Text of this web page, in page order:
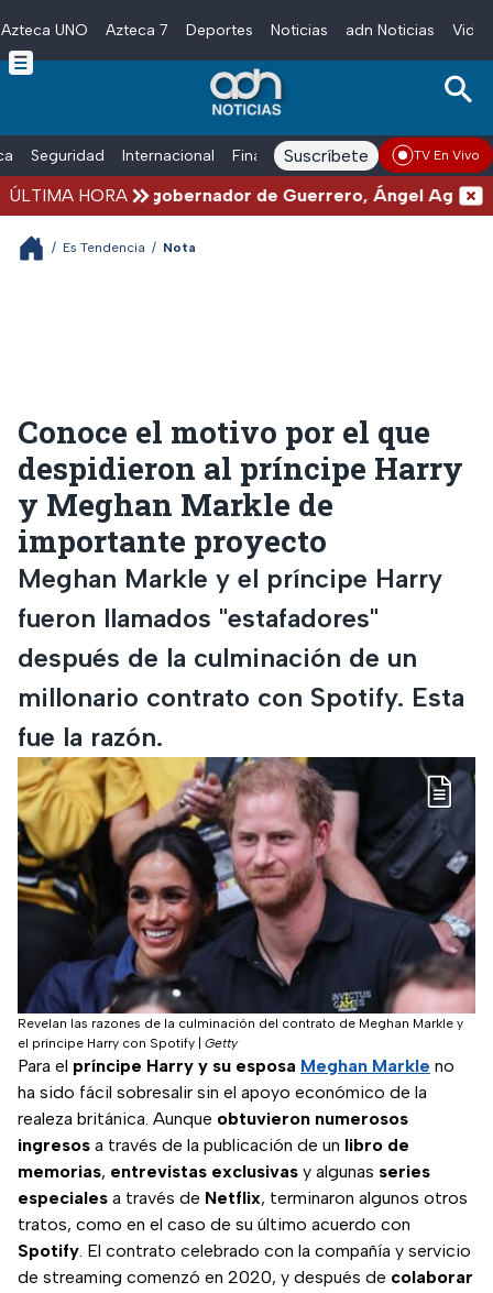
Skip to main content
Azteca UNO Azteca 7 Deportes Noticias adn Noticias
Seguridad Internacional Finanzas adn Noticias Radio
Suscríbete TV En Vivo
ÚLTIMA HORA
Detienen al exgobernador de Guerrero, Ángel Aguirre,
/ Es Tendencia / Nota
Conoce el motivo por el que
despidieron al príncipe Harry
y Meghan Markle de
importante proyecto
Meghan Markle y el príncipe Harry
fueron llamados "estafadores"
después de la culminación de un
millonario contrato con Spotify. Esta
fue la razón.
Revelan las razones de la culminación del contrato de Meghan Markle y
el príncipe Harry con Spotify
Getty
Para el príncipe Harry y su esposa Meghan Markle no
ha sido fácil sobresalir sin el apoyo económico de la
realeza británica. Aunque obtuvieron numerosos
ingresos a través de la publicación de un libro de
memorias, entrevistas exclusivas y algunas series
especiales a través de Netflix, terminaron algunos otros
tratos, como en el caso de su último acuerdo con
Spotify. El contrato celebrado con la compañía y servicio
de streaming comenzó en 2020, y después de colaborar